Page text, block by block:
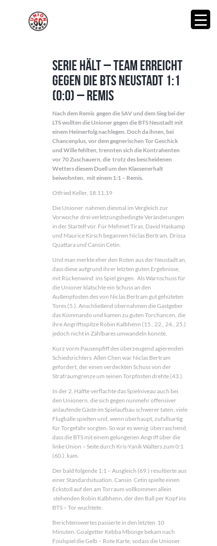
Serie hält – Team erreicht
gegen die BTS Neustadt 1:1
(0:0) – Remis
Nach dem Remis gegen die SAV und dem Sieg bei der
LTS wollten die Unioner gegen die BTS Neustadt mit
einem Heimerfolg nachlegen. Doch da ihnen, bei
Chancenplus, vor dem gegnerischen Tor Geschick
und Wille fehlten, trennten sich die Kontrahenten
vor 70 Zuschauern, die trotz des bescheidenen
Wetters diesem Duell um den Klassenerhalt
beiwohnten, mit einem 1:1 – Remis.
Otfried Keller, 18.11.19
Die Unioner nahmen diesmal im Vergleich zur
Vorwoche drei verletzungsbedingte Veränderungen
in der Startelf vor. Für Mehmet Tiras, David Haskamp
und Maurice Kirsch begannen Niclas Bertram, Drissa
Quattara und Cansin Cetin.
Und man merkte eher den Roten aus der Neustadt an,
dass diese aufgrund ihrer letzten guten Ergebnisse,
mit Rückenwind ins Spiel gingen. Als Warnschuss für
die Unioner klatschte ein Schuss an den
Außenpfosten des von Niclas Bertram gut gehüteten
Tores (5.). Anschließend übernahmen die Gastgeber
das Kommando und kamen zu guten Torchancen, die
ihre Angriffsspitze Robin Kalbhenn (15., 22., 24., 25.)
jedoch nicht in Zählbares umwandeln konnte.
Kurz vorm Pausenpfiff des überzeugend agierenden
Schiedsrichters Allen Chen war Niclas Bertram
gefordert, der einen verdeckten Schuss von der
Strafraumgrenze um seinen Torpfosten drehte (43.).
In der 2. Hälfte verflachte das Spielniveau auch bei
den Unionern, die sich gegen nunmehr offensiver
anlaufende Gäste im Spielaufbau schwerer taten, viele
Flugbälle spielten und, wenn überhaupt, zufallsartig
für Torgefahr sorgten. So war es wenig überraschend,
dass die BTS mit einem gelungenen Angriff über die
linke Union – Seite durch Kris-Yanik Walters zum 0:1
(60.). kam.
Der bald folgende 1:1 – Ausgleich (69.) resultierte aus
einer Standardsituation. Cansin Cetin spielte einen
Eckstoß auf den am Torraum vollkommen allein
stehenden Robin Kalbhenn, der den Ball per Kopf ins
BTS – Tor wuchtete.
Berichtenswertes passierte in den letzten 10
Minuten. Goalgetter Kebba Mbonge bekam nach
Foulspiel die Gelb – Rote Karte, sodass die Unioner